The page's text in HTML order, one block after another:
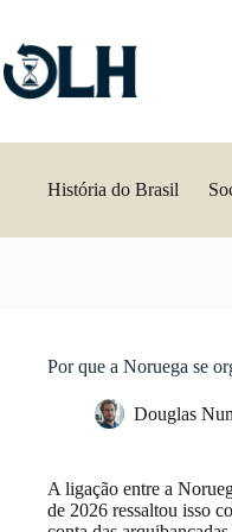
conteúdo
História do Brasil
Por que a Noruega se
Douglas
A ligação entre a
de 2026 ressaltou isso